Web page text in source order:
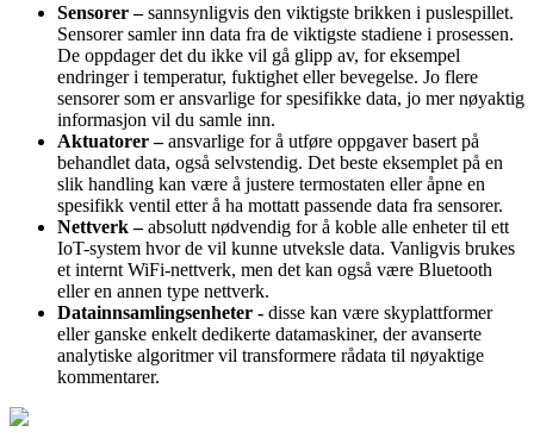
Sensorer –sannsynligvis den viktigste brikken i puslespillet.
Sensorer samler inn data fra de viktigste stadiene i prosessen.
De oppdager det du ikke vil gå glipp av, for eksempel
endringer i temperatur, fuktighet eller bevegelse. Jo flere
sensorer som er ansvarlige for spesifikke data, jo mer nøyaktig
informasjon vil du samle inn.
Aktuatorer –ansvarlige for å utføre oppgaver basert på
behandlet data, også selvstendig. Det beste eksemplet på en
slik handling kan være å justere termostaten eller åpne en
spesifikk ventil etter å ha mottatt passende data fra sensorer.
Nettverk –absolutt nødvendig for å koble alle enheter til ett
IoT-system hvor de vil kunne utveksle data. Vanligvis brukes
et internt WiFi-nettverk, men det kan også være Bluetooth
eller en annen type nettverk.
Datainnsamlingsenheter - disse kan være skyplattformer
eller ganske enkelt dedikerte datamaskiner, der avanserte
analytiske algoritmer vil transformere rådata til nøyaktige
kommentarer.